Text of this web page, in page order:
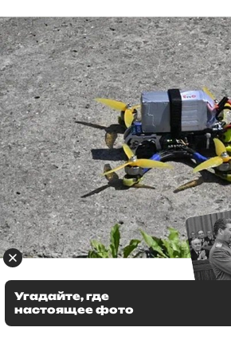
FPV-дрон в ЭУЦ «Пустельга»
Фото: Игорь Надеждин / «Лента.ру»
Угадайте, где
настоящее фото